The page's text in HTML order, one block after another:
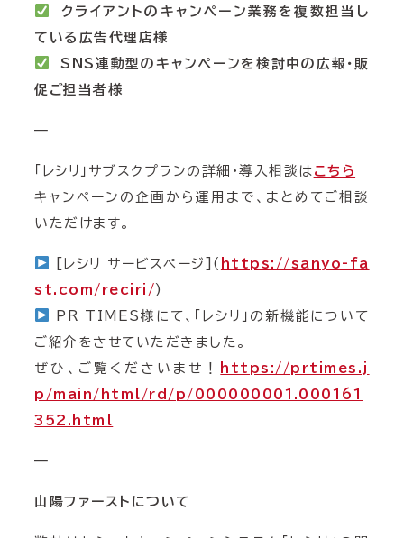
クライアントのキャンペーン業務を複数担当し
ている広告代理店様
SNS連動型のキャンペーンを検討中の広報・販
促ご担当者様
—
「レシリ」サブスクプランの詳細・導入相談は こちら
キャンペーンの企画から運用まで、まとめてご相談
いただけます。
[レシリ サービスページ]( https://sanyo-fa
st.com/reciri/)
PR TIMES様にて、「レシリ」の新機能について
ご紹介をさせていただきました。
ぜひ、ご覧くださいませ！
https://prtimes.j
p/main/html/rd/p/000000001.000161
352.html
—
山陽ファーストについて